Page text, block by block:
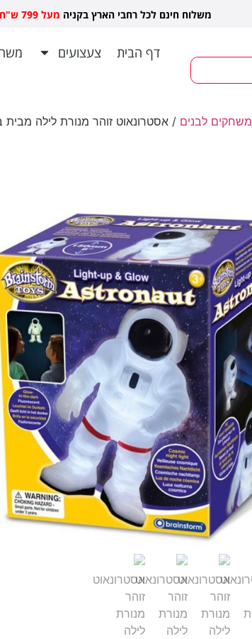
משלוח חינם לכל רחבי הארץ בקניה מעל 799 ש"ח
דף הבית צעצועים
משחקים לבנים / אסטרונאוט זוהר מנורת לילה מבית